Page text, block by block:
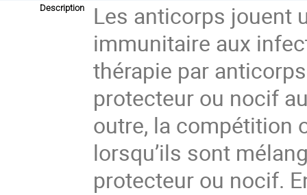
Description
Les anticorps jouent
immunitaire aux
thérapie par
protecteur ou nocif
outre, la compétition
lorsqu’ils sont
protecteur ou nocif.